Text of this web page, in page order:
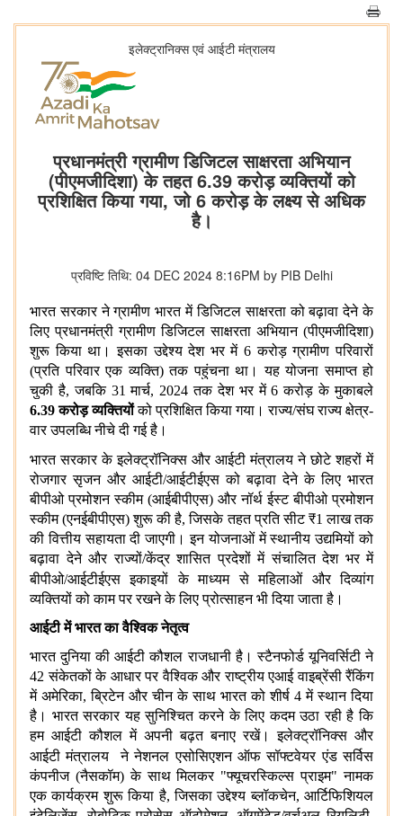
इलेक्ट्रानिक्स एवं आईटी मंत्रालय
प्रधानमंत्री ग्रामीण डिजिटल साक्षरता अभियान
(पीएमजीदिशा) के तहत 6.39 करोड़ व्यक्तियों को
प्रशिक्षित किया गया, जो 6 करोड़ के लक्ष्य से अधिक
है।
प्रविष्टि तिथि: 04 DEC 2024 8:16PM by PIB Delhi
भारत सरकार ने ग्रामीण भारत में डिजिटल साक्षरता को बढ़ावा देने के
लिए प्रधानमंत्री ग्रामीण डिजिटल साक्षरता अभियान (पीएमजीदिशा)
शुरू किया था। इसका उद्देश्य देश भर में 6 करोड़ ग्रामीण परिवारों
(प्रति परिवार एक व्यक्ति) तक पहुंचना था। यह योजना समाप्त हो
चुकी है, जबकि 31 मार्च, 2024 तक देश भर में 6 करोड़ के मुकाबले
6.39करोड़ व्यक्तियोंको प्रशिक्षित किया गया। राज्य/संघ राज्य क्षेत्र-
वार उपलब्धि नीचे दी गई है।
भारत सरकार के इलेक्ट्रॉनिक्स और आईटी मंत्रालय ने छोटे शहरों में
रोजगार सृजन और आईटी/आईटीईएस को बढ़ावा देने के लिए भारत
बीपीओ प्रमोशन स्कीम (आईबीपीएस) और नॉर्थ ईस्ट बीपीओ प्रमोशन
स्कीम (एनईबीपीएस) शुरू की है, जिसके तहत प्रति सीट ₹1 लाख तक
की वित्तीय सहायता दी जाएगी। इन योजनाओं में स्थानीय उद्यमियों को
बढ़ावा देने और राज्यों/केंद्र शासित प्रदेशों में संचालित देश भर में
बीपीओ/आईटीईएस
इकाइयों के माध्यम से महिलाओं और दिव्यांग
व्यक्तियों को काम पर रखने के लिए प्रोत्साहन भी दिया जाता है।
आईटी में भारत का वैश्विक नेतृत्व
भारत दुनिया की आईटी कौशल राजधानी है। स्टैनफोर्ड यूनिवर्सिटी ने
42 संकेतकों के आधार पर वैश्विक और राष्ट्रीय एआई वाइब्रेंसी रैंकिंग
में अमेरिका, ब्रिटेन और चीन के साथ भारत को शीर्ष 4 में स्थान दिया
है। भारत सरकार यह सुनिश्चित करने के लिए कदम उठा रही है कि
हम आईटी कौशल में अपनी बढ़त बनाए रखें। इलेक्ट्रॉनिक्स और
आईटी मंत्रालय
ने नेशनल एसोसिएशन ऑफ सॉफ्टवेयर एंड सर्विस
कंपनीज (नैसकॉम) के साथ मिलकर "फ्यूचरस्किल्स प्राइम" नामक
एक कार्यक्रम शुरू किया है, जिसका उद्देश्य ब्लॉकचेन, आर्टिफिशियल